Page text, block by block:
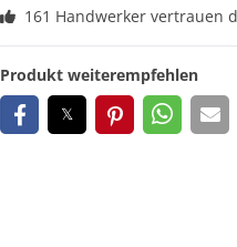
161 Handwerker vertrauen
Produkt weiterempfehlen